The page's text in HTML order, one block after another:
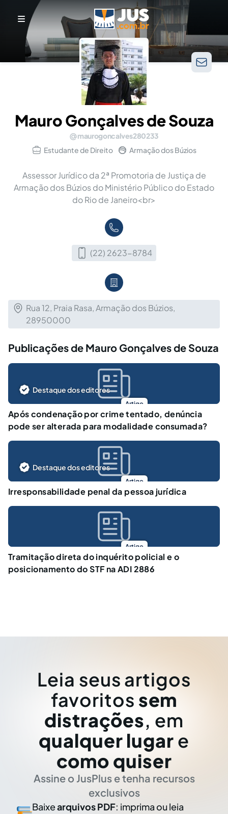
Mauro Gonçalves de Souza
maurogoncalves280233
Estudante de Direito
Armação dos Búzios
Assessor Jurídico da 2ª Promotoria de Justiça de
Armação dos Búzios do Ministério Público do Estado
do Rio de Janeiro<br>
(22) 2623-8784
Rua 12, Praia Rasa, Armação dos Búzios,
28950000
Publicações de Mauro Gonçalves de Souza
Artigo
Destaque dos editores
Após condenação por crime tentado, denúncia
pode ser alterada para modalidade consumada?
Artigo
Destaque dos editores
Irresponsabilidade penal da pessoa jurídica
Artigo
Tramitação direta do inquérito policial e o
posicionamento do STF na ADI 2886
Leia seus artigos
favoritos sem
distrações, em
qualquer lugar e
como quiser
Assine o JusPlus e tenha recursos
exclusivos
Baixearquivos PDF: imprima ou leia